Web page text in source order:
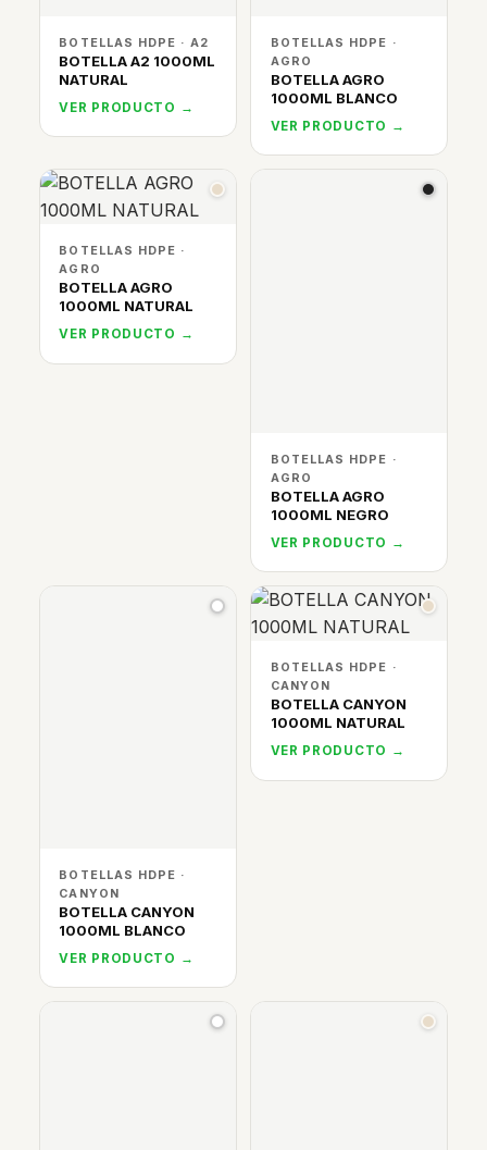
BOTELLAS HDPE · A2
BOTELLA A2 1000ML
NATURAL
VER PRODUCTO →
BOTELLAS HDPE ·
AGRO
BOTELLA AGRO
1000ML BLANCO
VER PRODUCTO →
BOTELLAS HDPE ·
AGRO
BOTELLA AGRO
1000ML NATURAL
VER PRODUCTO →
BOTELLAS HDPE ·
AGRO
BOTELLA AGRO
1000ML NEGRO
VER PRODUCTO →
BOTELLAS HDPE ·
CANYON
BOTELLA CANYON
1000ML BLANCO
VER PRODUCTO →
BOTELLAS HDPE ·
CANYON
BOTELLA CANYON
1000ML NATURAL
VER PRODUCTO →